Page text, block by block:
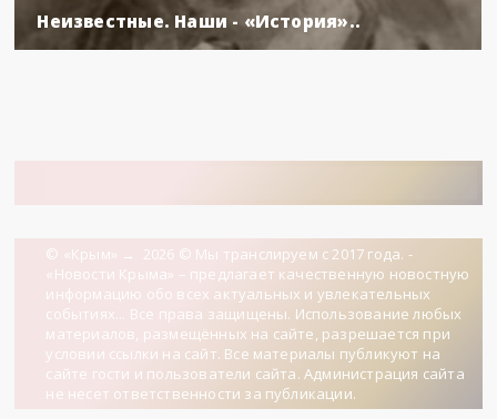
Неизвестные. Наши - «История»..
© «Крым» → 2026 © Мы транслируем с 2017 года. -
«Новости Крыма» – предлагает качественную новостную
информацию обо всех актуальных и увлекательных
событиях... Все права защищены. Использование любых
материалов, размещённых на сайте, разрешается при
условии ссылки на сайт. Все материалы публикуют на
сайте гости и пользователи сайта. Администрация сайта
не несет ответственности за публикации.